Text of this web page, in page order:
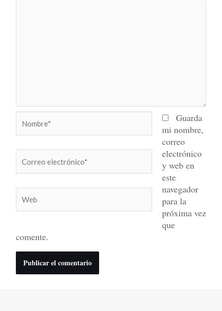
electrónico*
Guarda
mi nombre,
correo
electrónico
y web en
este
navegador
para la
próxima vez
que
comente.